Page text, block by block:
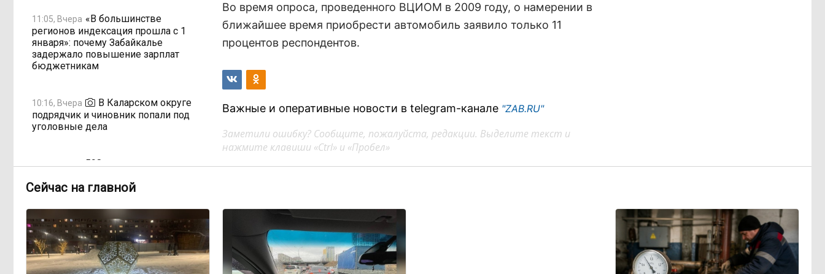
11:05, Вчера «В большинстве
регионов индексация прошла с 1
января»: почему Забайкалье
задержало повышение зарплат
бюджетникам
10:16, Вчера
В Каларском округе
подрядчик и чиновник попали под
уголовные дела
598 миллионов улетели в
«Чистый воздух»
08:15, Вчера Депутат Госдумы
объяснил «неполноценность»
женщин библейским сюжетом
Во время опроса, проведенного ВЦИОМ в 2009 году, о намерении в
ближайшее время приобрести автомобиль заявило только 11
процентов респондентов.
Важные и оперативные новости в telegram-канале "ZAB.RU"
Заметили ошибку? Сообщите, пожалуйста, редакции. Выделите текст и
нажмите клавиши «Ctrl» и «Пробел»
Сейчас на главной